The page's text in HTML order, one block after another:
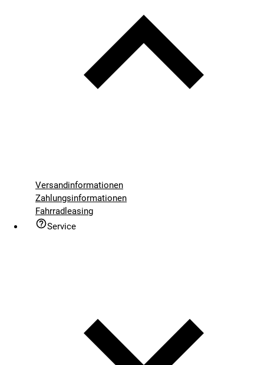
Versandinformationen
Zahlungsinformationen
Fahrradleasing
Service